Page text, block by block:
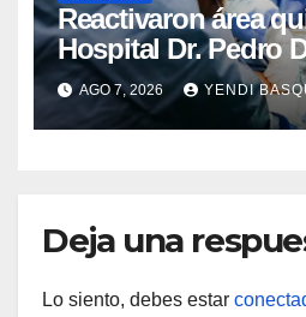
Reactivaron área
Hospital Dr. Pedro
Guárico
AGO 7, 2026 YENDI
Deja una
Lo siento, debes estar